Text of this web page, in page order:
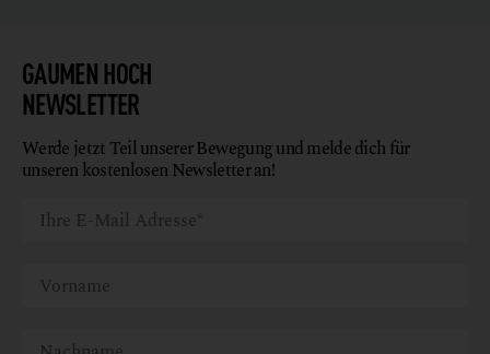
GAUMEN HOCH
NEWSLETTER
Werde jetzt Teil unserer Bewegung und melde dich für
unseren kostenlosen Newsletter an!